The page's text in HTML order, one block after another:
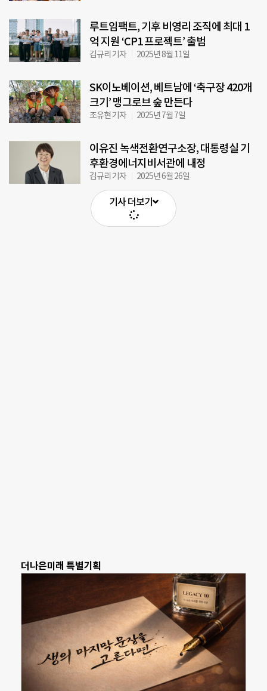
루트임팩트, 기후 비영리 조직에 최대 1
억 지원 ‘CP1 프로젝트’ 출범
김규리 기자 2025년 8월 11일
SK이노베이션, 베트남에 ‘축구장 420개
크기’ 맹그로브 숲 만든다
조유현 기자 2025년 7월 7일
이유진 녹색전환연구소장, 대통령실 기
후환경에너지비서관에 내정
김규리 기자 2025년 6월 26일
기사 더보기
더나은미래 특별기획